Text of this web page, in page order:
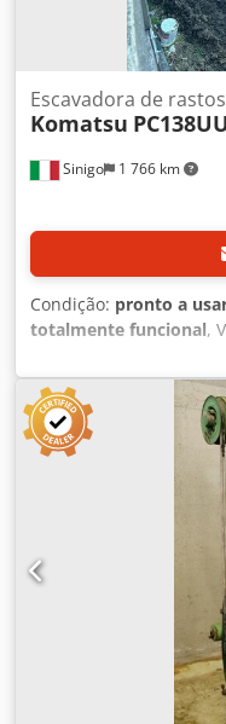
Sinigo 1 766 km
Escavadora de rastos
Komatsu PC138UU
Condição: pronto a
totalmente funcional,
mas em bom estado
condições.